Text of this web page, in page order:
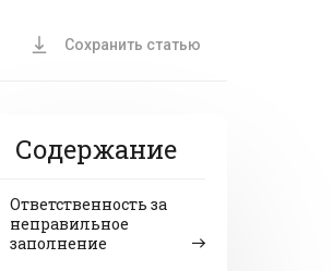
Сохранить статью
Содержание
Ответственность за
неправильное
заполнение